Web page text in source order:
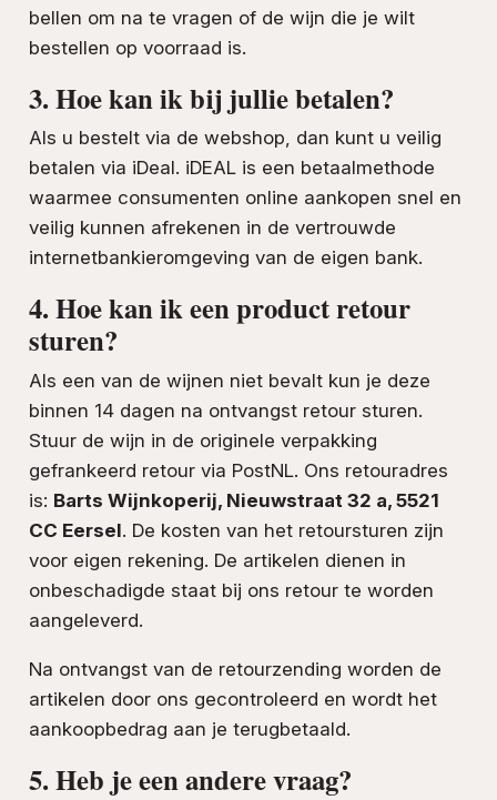
bellen om na te vragen of de wijn die je wilt
bestellen op voorraad is.
3. Hoe kan ik bij jullie betalen?
Als u bestelt via de webshop, dan kunt u veilig
betalen via iDeal. iDEAL is een betaalmethode
waarmee consumenten online aankopen snel en
veilig kunnen afrekenen in de vertrouwde
internetbankieromgeving van de eigen bank.
4. Hoe kan ik een product retour
sturen?
Als een van de wijnen niet bevalt kun je deze
binnen 14 dagen na ontvangst retour sturen.
Stuur de wijn in de originele verpakking
gefrankeerd retour via PostNL. Ons retouradres
is: Barts Wijnkoperij, Nieuwstraat 32 a, 5521
CC Eersel. De kosten van het retoursturen zijn
voor eigen rekening. De artikelen dienen in
onbeschadigde staat bij ons retour te worden
aangeleverd.
Na ontvangst van de retourzending worden de
artikelen door ons gecontroleerd en wordt het
aankoopbedrag aan je terugbetaald.
5. Heb je een andere vraag?